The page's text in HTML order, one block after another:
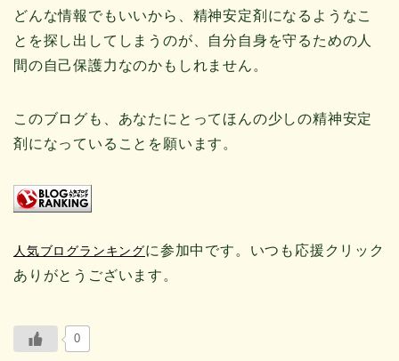
どんな情報でもいいから、精神安定剤になるようなこ
とを探し出してしまうのが、自分自身を守るための人
間の自己保護力なのかもしれません。
このブログも、あなたにとってほんの少しの精神安定
剤になっていることを願います。
人気ブログランキングに参加中です。いつも応援クリック
ありがとうございます。
0